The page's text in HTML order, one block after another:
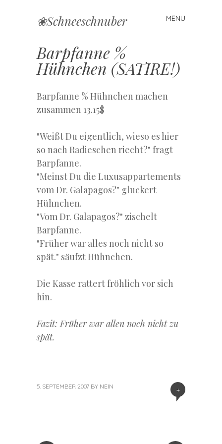
❀Schneeschnuber MENU
Skip
Barpfanne %
Hühnchen (SATIRE!)
Barpfanne % Hühnchen machen
zusammen 13.15$
"Weißt Du eigentlich, wieso es hier
so nach Radieschen riecht?" fragt
Barpfanne.
"Meinst Du die Luxusappartements
vom Dr. Galapagos?" gluckert
Hühnchen.
"Vom Dr. Galapagos?" zischelt
Barpfanne.
"Früher war alles noch nicht so
spät." säufzt Hühnchen.
Die Kasse rattert fröhlich vor sich
hin.
Fazit: Früher war allen noch nicht zu
spät.
+
5. SEPTEMBER 2007 BY NEIN